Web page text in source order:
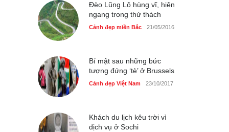
Cảnh đẹp Việt Nam 25/04/2020
Bán đảo Sơn Trà sẽ là khu
Đèo Lũng Lô hùng vĩ, hiên
ngang trong thử thách
Cảnh đẹp miền Bắc 21/05/2016
Bí mật sau những bức
tượng đứng ‘tè’ ở Brussels
Cảnh đẹp Việt Nam 23/10/2017
Khách du lịch kêu trời vì
dịch vụ ở Sochi